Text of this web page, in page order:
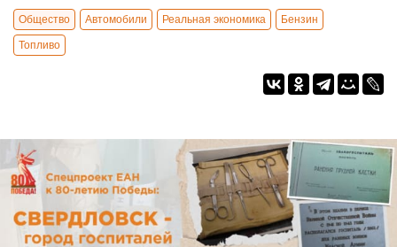
Общество Автомобили Реальная экономика Бензин
Топливо